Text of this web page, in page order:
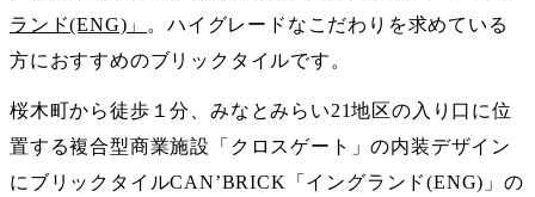
ランド(ENG)」
。ハイグレードなこだわりを求めている
方におすすめのブリックタイルです。
桜木町から徒歩１分、みなとみらい21地区の入り口に位
置する複合型商業施設「クロスゲート」の内装デザイン
にブリックタイルCAN’BRICK「イングランド(ENG)」の